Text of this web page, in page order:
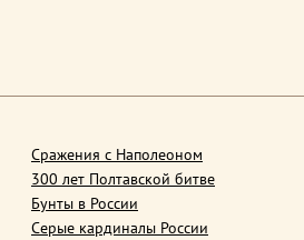
Сражения с Наполеоном
300 лет Полтавской битве
Бунты в России
Серые кардиналы России